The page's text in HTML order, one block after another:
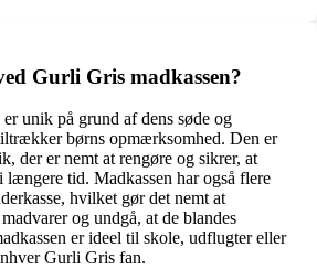
Gurli Gris madkassen?
unik på grund af dens søde og
børns opmærksomhed. Den er
der er nemt at rengøre og sikrer, at
tid. Madkassen har også flere
hvilket gør det nemt at
og undgå, at de blandes
er ideel til skole, udflugter eller
Gurli Gris fan.